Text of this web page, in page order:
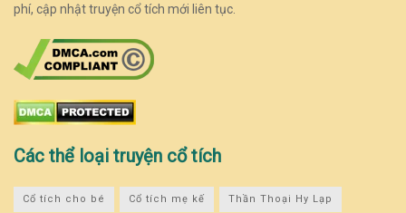
phí, cập nhật truyện cổ tích mới liên tục.
Các thể loại truyện cổ tích
Cổ tích cho bé Cổ tích mẹ kế Thần Thoại Hy Lạp